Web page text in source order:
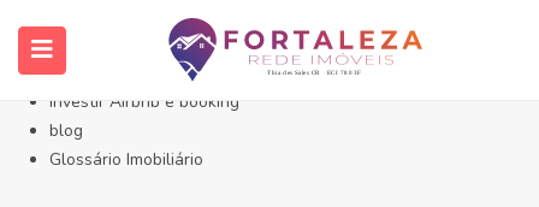
Início- Imóveis Fortaleza Eusébio
Imóveis em Fortaleza
Imóveis no Eusébio
Investir Airbnb e booking
blog
Glossário Imobiliário